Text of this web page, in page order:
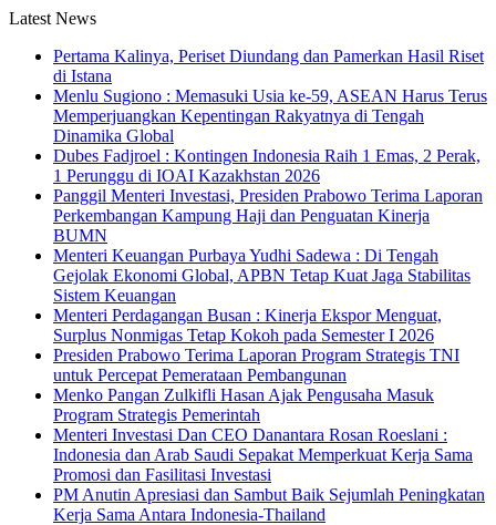
Latest News
Pertama Kalinya, Periset Diundang dan Pamerkan Hasil Riset
di Istana
Menlu Sugiono : Memasuki Usia ke-59, ASEAN Harus Terus
Memperjuangkan Kepentingan Rakyatnya di Tengah
Dinamika Global
Dubes Fadjroel : Kontingen Indonesia Raih 1 Emas, 2 Perak,
1 Perunggu di IOAI Kazakhstan 2026
Panggil Menteri Investasi, Presiden Prabowo Terima Laporan
Perkembangan Kampung Haji dan Penguatan Kinerja
BUMN
Menteri Keuangan Purbaya Yudhi Sadewa : Di Tengah
Gejolak Ekonomi Global, APBN Tetap Kuat Jaga Stabilitas
Sistem Keuangan
Menteri Perdagangan Busan : Kinerja Ekspor Menguat,
Surplus Nonmigas Tetap Kokoh pada Semester I 2026
Presiden Prabowo Terima Laporan Program Strategis TNI
untuk Percepat Pemerataan Pembangunan
Menko Pangan Zulkifli Hasan Ajak Pengusaha Masuk
Program Strategis Pemerintah
Menteri Investasi Dan CEO Danantara Rosan Roeslani :
Indonesia dan Arab Saudi Sepakat Memperkuat Kerja Sama
Promosi dan Fasilitasi Investasi
PM Anutin Apresiasi dan Sambut Baik Sejumlah Peningkatan
Kerja Sama Antara Indonesia-Thailand